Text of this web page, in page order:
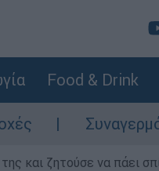
Food & Drink
Συναγερμός στον
και ζητούσε να πάει